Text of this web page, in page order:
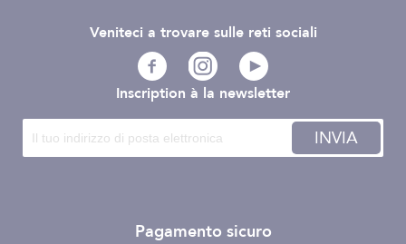
Inscription à la newsletter
INVIA
Pagamento sicuro
Veniteci a trovare sulle reti sociali